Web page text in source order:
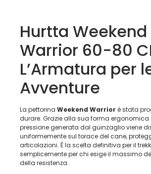
Hurtta Weekend
Warrior 60-80
L’Armatura per
Avventure
La pettorina Weekend Warrior è stata
durare. Grazie alla sua forma ergonomica
pressione generata dal guinzaglio viene
uniformemente sul torace del cane,
articolazioni. È la scelta definitiva per il
semplicemente per chi esige il massimo
della resistenza.